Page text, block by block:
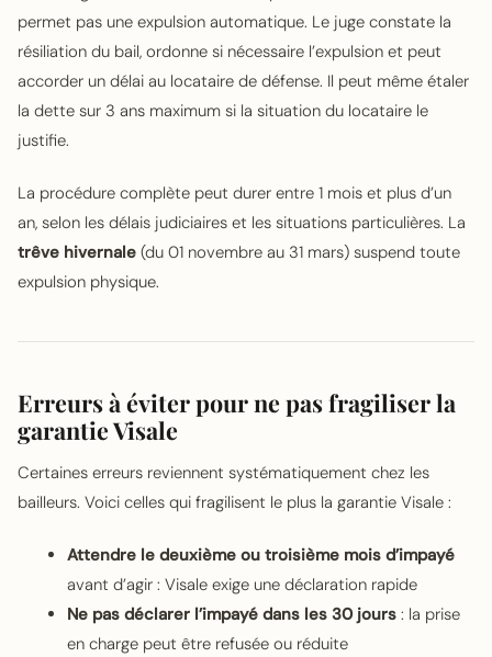
permet pas une expulsion automatique. Le juge constate la
résiliation du bail, ordonne si nécessaire l’expulsion et peut
accorder un délai au locataire de défense. Il peut même étaler
la dette sur 3 ans maximum si la situation du locataire le
justifie.
La procédure complète peut durer entre 1 mois et plus d’un
an, selon les délais judiciaires et les situations particulières. La
trêve hivernale (du 01 novembre au 31 mars) suspend toute
expulsion physique.
Erreurs à éviter pour ne pas fragiliser la
garantie Visale
Certaines erreurs reviennent systématiquement chez les
bailleurs. Voici celles qui fragilisent le plus la garantie Visale :
Attendre le deuxième ou troisième mois d’impayé
avant d’agir : Visale exige une déclaration rapide
Ne pas déclarer l’impayé dans les 30 jours: la prise
en charge peut être refusée ou réduite